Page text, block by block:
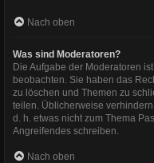
Nach oben
Was sind Moderatoren?
Die Aufgabe der Moderatoren
beobachten. Sie haben das
zu löschen und Themen zu
teilen. Üblicherweise
d. h. etwas nicht zum Thema
Angreifendes schreiben.
Nach oben